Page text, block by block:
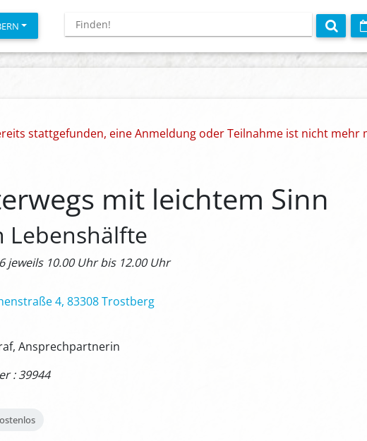
stattgefunden, eine Anmeldung oder Teilnahme ist nicht mehr
mit leichtem Sinn
Lebenshälfte
jeweils 10.00 Uhr bis 12.00 Uhr
4, 83308 Trostberg
Ansprechpartnerin
: 39944